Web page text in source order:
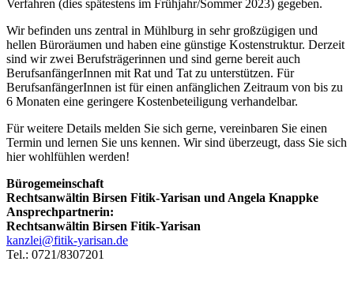
Verfahren (dies spätestens im Frühjahr/Sommer 2023) gegeben.
Wir befinden uns zentral in Mühlburg in sehr großzügigen und
hellen Büroräumen und haben eine günstige Kostenstruktur. Derzeit
sind wir zwei Berufsträgerinnen und sind gerne bereit auch
BerufsanfängerInnen mit Rat und Tat zu unterstützen. Für
BerufsanfängerInnen ist für einen anfänglichen Zeitraum von bis zu
6 Monaten eine geringere Kostenbeteiligung verhandelbar.
Für weitere Details melden Sie sich gerne, vereinbaren Sie einen
Termin und lernen Sie uns kennen. Wir sind überzeugt, dass Sie sich
hier wohlfühlen werden!
Bürogemeinschaft
Rechtsanwältin Birsen Fitik-Yarisan und Angela Knappke
Ansprechpartnerin:
Rechtsanwältin Birsen Fitik-Yarisan
kanzlei@fitik-yarisan.de
Tel.: 0721/8307201